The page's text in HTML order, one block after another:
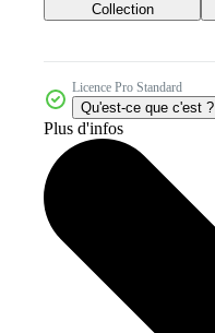
Collection
Licence Pro Standard
Qu'est-ce que c'est ?
Plus d'infos